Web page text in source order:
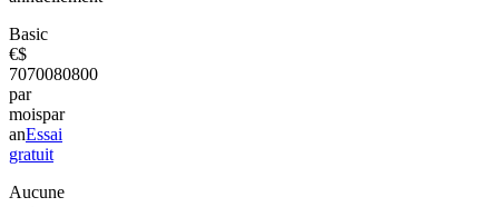
Basic
€$
7070080800
par
moispar
anEssai
gratuit
Aucune